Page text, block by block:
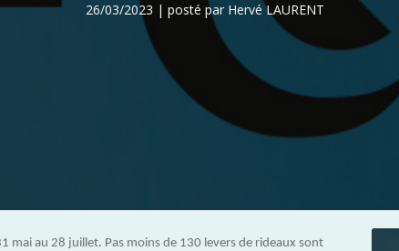
26/03/2023 | posté par Hervé LAURENT
mai au 28 juillet. Pas moins de 130 levers de rideaux sont